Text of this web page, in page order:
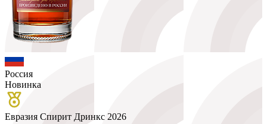
Россия
Новинка
Евразия Спирит Дринкс 2026